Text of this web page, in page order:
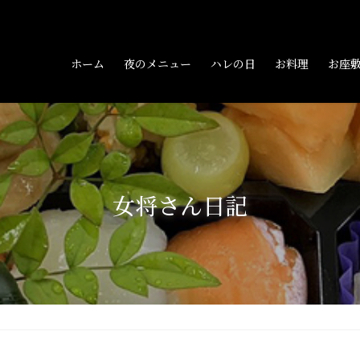
ホーム 夜のメニュー ハレの日 お料理 お座
女将さん日記